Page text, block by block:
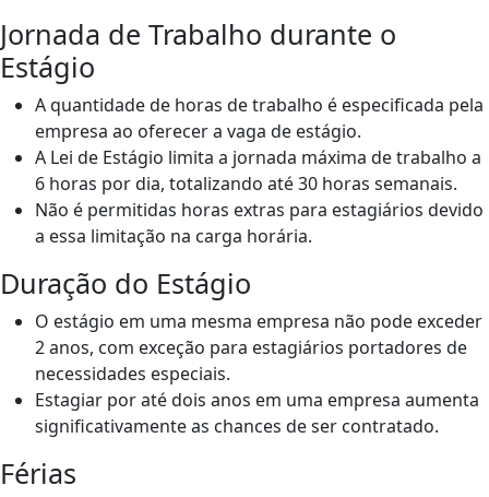
Jornada de Trabalho durante o
Estágio
A quantidade de horas de trabalho é especificada pela
empresa ao oferecer a vaga de estágio.
A Lei de Estágio limita a jornada máxima de trabalho a
6 horas por dia, totalizando até 30 horas semanais.
Não é permitidas horas extras para estagiários devido
a essa limitação na carga horária.
Duração do Estágio
O estágio em uma mesma empresa não pode exceder
2 anos, com exceção para estagiários portadores de
necessidades especiais.
Estagiar por até dois anos em uma empresa aumenta
significativamente as chances de ser contratado.
Férias